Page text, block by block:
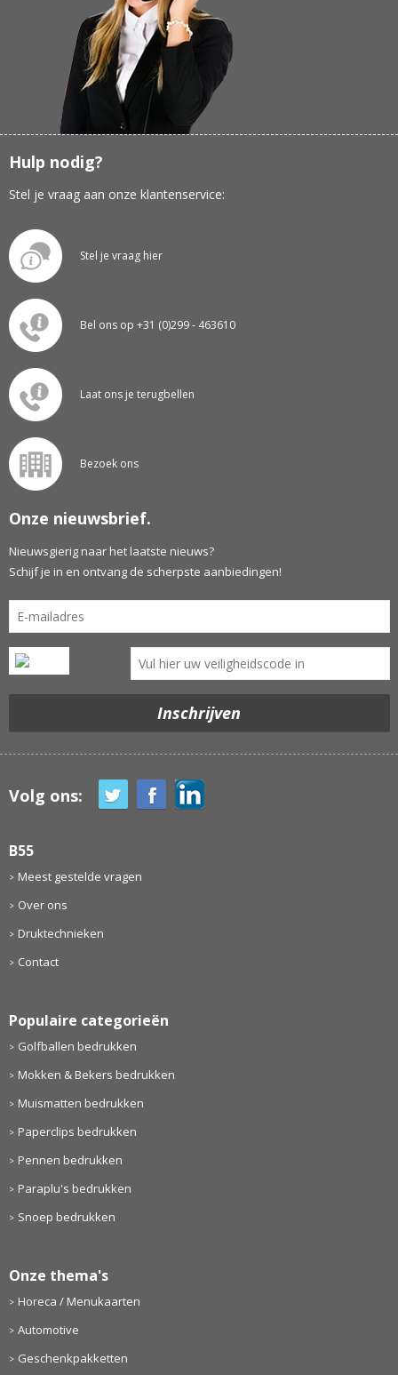
Hulp nodig?
Stel je vraag aan onze klantenservice:
Stel je vraag hier
Bel ons op +31 (0)299 - 463610
Laat ons je terugbellen
Bezoek ons
Onze nieuwsbrief.
Nieuwsgierig naar het laatste nieuws?
Schijf je in en ontvang de scherpste aanbiedingen!
Volg ons:
B55
Meest gestelde vragen
Over ons
Druktechnieken
Contact
Populaire categorieën
Golfballen bedrukken
Mokken & Bekers bedrukken
Muismatten bedrukken
Paperclips bedrukken
Pennen bedrukken
Paraplu's bedrukken
Snoep bedrukken
Onze thema's
Horeca / Menukaarten
Automotive
Geschenkpakketten